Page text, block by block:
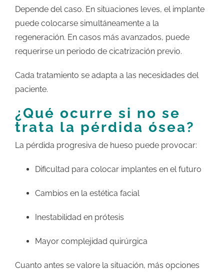
Depende del caso. En situaciones leves, el implante
puede colocarse simultáneamente a la
regeneración. En casos más avanzados, puede
requerirse un periodo de cicatrización previo.
Cada tratamiento se adapta a las necesidades del
paciente.
¿Qué ocurre si no se
trata la pérdida ósea?
La pérdida progresiva de hueso puede provocar:
Dificultad para colocar implantes en el futuro
Cambios en la estética facial
Inestabilidad en prótesis
Mayor complejidad quirúrgica
Cuanto antes se valore la situación, más opciones